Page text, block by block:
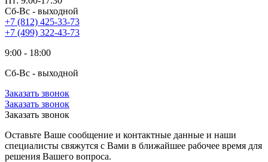
Сб-Вс - выходной
+7 (812) 425-33-73
+7 (499) 322-43-73
9:00 - 18:00
Сб-Вс - выходной
Заказать звонок
Заказать звонок
Заказать звонок
Оставьте Ваше сообщение и контактные данные и наши
специалисты свяжутся с Вами в ближайшее рабочее время для
решения Вашего вопроса.